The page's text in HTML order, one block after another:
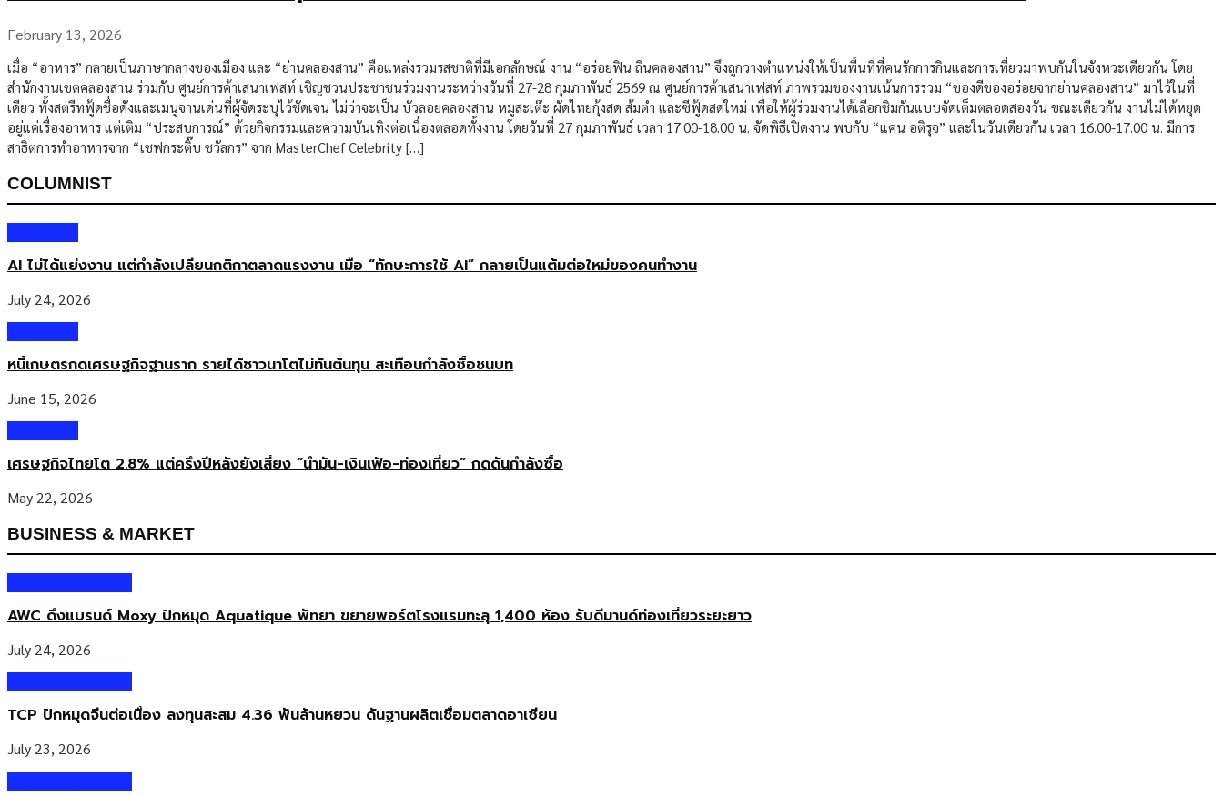
February 13, 2026
เมื่อ “อาหาร” กลายเป็นภาษากลางของเมือง และ “ย่านคลองสาน” คือแหล่งรวมรสชาติที่มีเอกลักษณ์ งาน “อร่อยฟิน ถิ่นคลองสาน” จึงถูกวางตำแหน่งให้เป็นพื้นที่ที่คนรักการกินและการเที่ยวมาพบกันในจังหวะเดียวกัน โดย
สำนักงานเขตคลองสาน ร่วมกับ ศูนย์การค้าเสนาเฟสท์ เชิญชวนประชาชนร่วมงานระหว่างวันที่ 27-28 กุมภาพันธ์ 2569 ณ ศูนย์การค้าเสนาเฟสท์ ภาพรวมของงานเน้นการรวม “ของดีของอร่อยจากย่านคลองสาน” มาไว้ในที่
เดียว ทั้งสตรีทฟู้ดชื่อดังและเมนูจานเด่นที่ผู้จัดระบุไว้ชัดเจน ไม่ว่าจะเป็น บัวลอยคลองสาน หมูสะเต๊ะ ผัดไทยกุ้งสด ส้มตำ และซีฟู้ดสดใหม่ เพื่อให้ผู้ร่วมงานได้เลือกชิมกันแบบจัดเต็มตลอดสองวัน ขณะเดียวกัน งานไม่ได้หยุด
อยู่แค่เรื่องอาหาร แต่เติม “ประสบการณ์” ด้วยกิจกรรมและความบันเทิงต่อเนื่องตลอดทั้งงาน โดยวันที่ 27 กุมภาพันธ์ เวลา 17.00-18.00 น. จัดพิธีเปิดงาน พบกับ “แคน อติรุจ” และในวันเดียวกัน เวลา 16.00-17.00 น. มีการ
สาธิตการทำอาหารจาก “เชฟกระติ๊บ ชวัลกร” จาก MasterChef Celebrity […]
COLUMNIST
AI ไม่ได้แย่งงาน แต่กำลังเปลี่ยนกติกาตลาดแรงงาน เมื่อ “ทักษะการใช้ AI” กลายเป็นแต้มต่อใหม่ของคนทำงาน
July 24, 2026
หนี้เกษตรกดเศรษฐกิจฐานราก รายได้ชาวนาโตไม่ทันต้นทุน สะเทือนกำลังซื้อชนบท
June 15, 2026
เศรษฐกิจไทยโต 2.8% แต่ครึ่งปีหลังยังเสี่ยง “น้ำมัน-เงินเฟ้อ-ท่องเที่ยว” กดดันกำลังซื้อ
May 22, 2026
BUSINESS & MARKET
AWC ดึงแบรนด์ Moxy ปักหมุด Aquatique พัทยา ขยายพอร์ตโรงแรมทะลุ 1,400 ห้อง รับดีมานด์ท่องเที่ยวระยะยาว
July 24, 2026
TCP ปักหมุดจีนต่อเนื่อง ลงทุนสะสม 4.36 พันล้านหยวน ดันฐานผลิตเชื่อมตลาดอาเซียน
July 23, 2026